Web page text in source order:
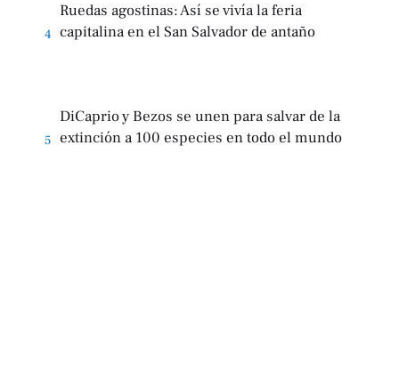
4
Ruedas agostinas: Así se vivía la feria
capitalina en el San Salvador de antaño
5
DiCaprio y Bezos se unen para salvar de la
extinción a 100 especies en todo el mundo